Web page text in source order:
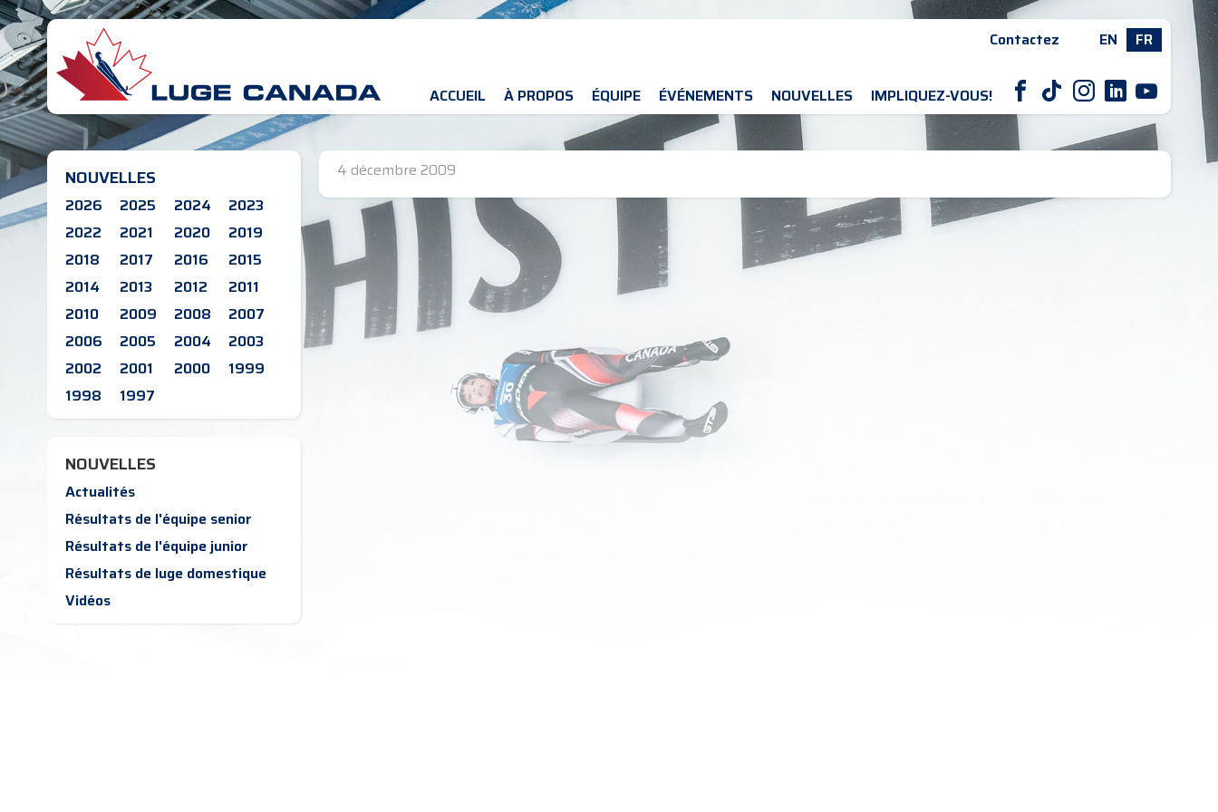
Contactez EN FR
ACCUEIL À PROPOS ÉQUIPE ÉVÉNEMENTS NOUVELLES IMPLIQUEZ-VOUS! F T I L Y
NOUVELLES
2026 2025 2024
2023
2022
2021 2020
2019
2018
2017 2016
2015
2014
2013 2012
2011
2010
2009 2008
2007
2006
2005 2004
2003
2002
2001 2000
1999
1998
1997
NOUVELLES
Actualités
Résultats de l'équipe senior
Résultats de l'équipe junior
Résultats de luge domestique
Vidéos
4 décembre 2009